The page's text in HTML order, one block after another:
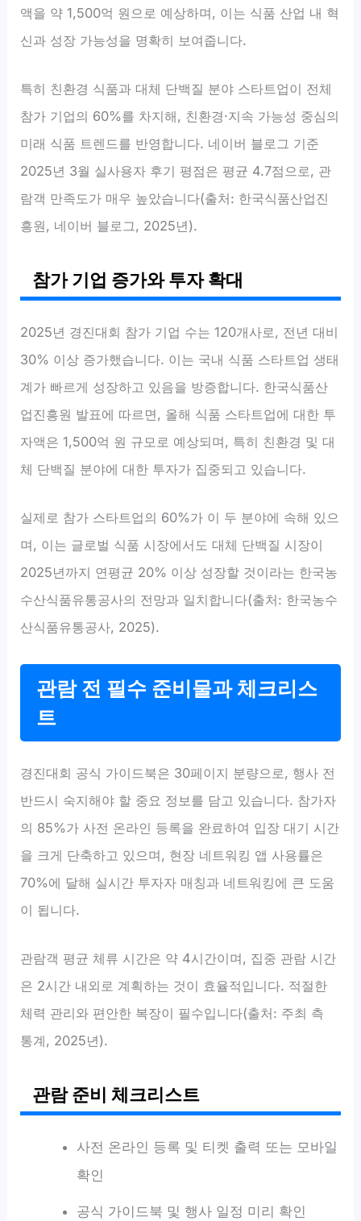
액을 약 1,500억 원으로 예상하며, 이는 식품 산업 내 혁
신과 성장 가능성을 명확히 보여줍니다.
특히 친환경 식품과 대체 단백질 분야 스타트업이 전체
참가 기업의 60%를 차지해, 친환경·지속 가능성 중심의
미래 식품 트렌드를 반영합니다. 네이버 블로그 기준
2025년 3월 실사용자 후기 평점은 평균 4.7점으로, 관
람객 만족도가 매우 높았습니다(출처: 한국식품산업진
흥원, 네이버 블로그, 2025년).
참가 기업 증가와 투자 확대
2025년 경진대회 참가 기업 수는 120개사로, 전년 대비
30% 이상 증가했습니다. 이는 국내 식품 스타트업 생태
계가 빠르게 성장하고 있음을 방증합니다. 한국식품산
업진흥원 발표에 따르면, 올해 식품 스타트업에 대한 투
자액은 1,500억 원 규모로 예상되며, 특히 친환경 및 대
체 단백질 분야에 대한 투자가 집중되고 있습니다.
실제로 참가 스타트업의 60%가 이 두 분야에 속해 있으
며, 이는 글로벌 식품 시장에서도 대체 단백질 시장이
2025년까지 연평균 20% 이상 성장할 것이라는 한국농
수산식품유통공사의 전망과 일치합니다(출처: 한국농수
산식품유통공사, 2025).
관람 전 필수 준비물과 체크리스
트
경진대회 공식 가이드북은 30페이지 분량으로, 행사 전
반드시 숙지해야 할 중요 정보를 담고 있습니다. 참가자
의 85%가 사전 온라인 등록을 완료하여 입장 대기 시간
을 크게 단축하고 있으며, 현장 네트워킹 앱 사용률은
70%에 달해 실시간 투자자 매칭과 네트워킹에 큰 도움
이 됩니다.
관람객 평균 체류 시간은 약 4시간이며, 집중 관람 시간
은 2시간 내외로 계획하는 것이 효율적입니다. 적절한
체력 관리와 편안한 복장이 필수입니다(출처: 주최 측
통계, 2025년).
관람 준비 체크리스트
사전 온라인 등록 및 티켓 출력 또는 모바일
확인
공식 가이드북 및 행사 일정 미리 확인